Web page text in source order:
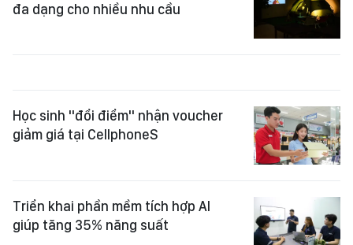
đa dạng cho nhiều nhu cầu
Học sinh "đổi điểm" nhận voucher
giảm giá tại CellphoneS
Triển khai phần mềm tích hợp AI
giúp tăng 35% năng suất